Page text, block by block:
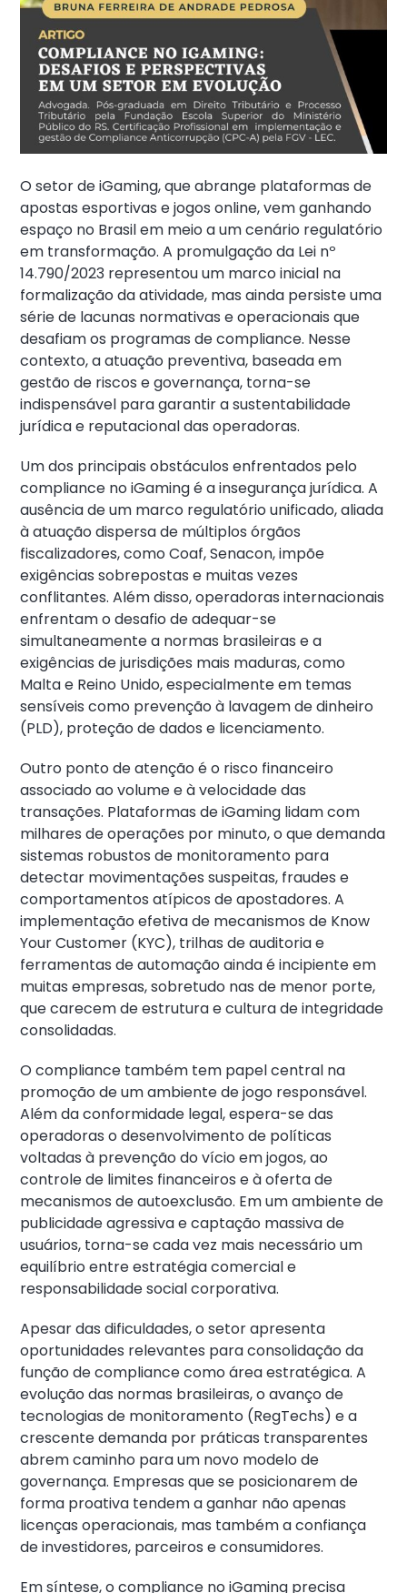
O setor de iGaming, que abrange plataformas de
apostas esportivas e jogos online, vem ganhando
espaço no Brasil em meio a um cenário regulatório
em transformação. A promulgação da Lei nº
14.790/2023 representou um marco inicial na
formalização da atividade, mas ainda persiste uma
série de lacunas normativas e operacionais que
desafiam os programas de compliance. Nesse
contexto, a atuação preventiva, baseada em
gestão de riscos e governança, torna-se
indispensável para garantir a sustentabilidade
jurídica e reputacional das operadoras.
Um dos principais obstáculos enfrentados pelo
compliance no iGaming é a insegurança jurídica. A
ausência de um marco regulatório unificado, aliada
à atuação dispersa de múltiplos órgãos
fiscalizadores, como Coaf, Senacon, impõe
exigências sobrepostas e muitas vezes
conflitantes. Além disso, operadoras internacionais
enfrentam o desafio de adequar-se
simultaneamente a normas brasileiras e a
exigências de jurisdições mais maduras, como
Malta e Reino Unido, especialmente em temas
sensíveis como prevenção à lavagem de dinheiro
(PLD), proteção de dados e licenciamento.
Outro ponto de atenção é o risco financeiro
associado ao volume e à velocidade das
transações. Plataformas de iGaming lidam com
milhares de operações por minuto, o que demanda
sistemas robustos de monitoramento para
detectar movimentações suspeitas, fraudes e
comportamentos atípicos de apostadores. A
implementação efetiva de mecanismos de Know
Your Customer (KYC), trilhas de auditoria e
ferramentas de automação ainda é incipiente em
muitas empresas, sobretudo nas de menor porte,
que carecem de estrutura e cultura de integridade
consolidadas.
O compliance também tem papel central na
promoção de um ambiente de jogo responsável.
Além da conformidade legal, espera-se das
operadoras o desenvolvimento de políticas
voltadas à prevenção do vício em jogos, ao
controle de limites financeiros e à oferta de
mecanismos de autoexclusão. Em um ambiente de
publicidade agressiva e captação massiva de
usuários, torna-se cada vez mais necessário um
equilíbrio entre estratégia comercial e
responsabilidade social corporativa.
Apesar das dificuldades, o setor apresenta
oportunidades relevantes para consolidação da
função de compliance como área estratégica. A
evolução das normas brasileiras, o avanço de
tecnologias de monitoramento (RegTechs) e a
crescente demanda por práticas transparentes
abrem caminho para um novo modelo de
governança. Empresas que se posicionarem de
forma proativa tendem a ganhar não apenas
licenças operacionais, mas também a confiança
de investidores, parceiros e consumidores.
Em síntese, o compliance no iGaming precisa